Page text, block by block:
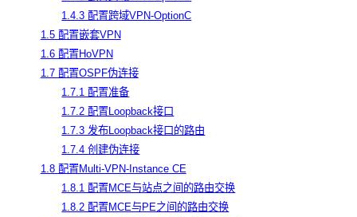
1.4.3 配置跨域VPN-OptionC
1.5 配置嵌套VPN
1.6 配置HoVPN
1.7 配置OSPF伪连接
1.7.1 配置准备
1.7.2 配置Loopback接口
1.7.3 发布Loopback接口的路由
1.7.4 创建伪连接
1.8 配置Multi-VPN-Instance CE
1.8.1 配置MCE与站点之间的路由交换
1.8.2 配置MCE与PE之间的路由交换